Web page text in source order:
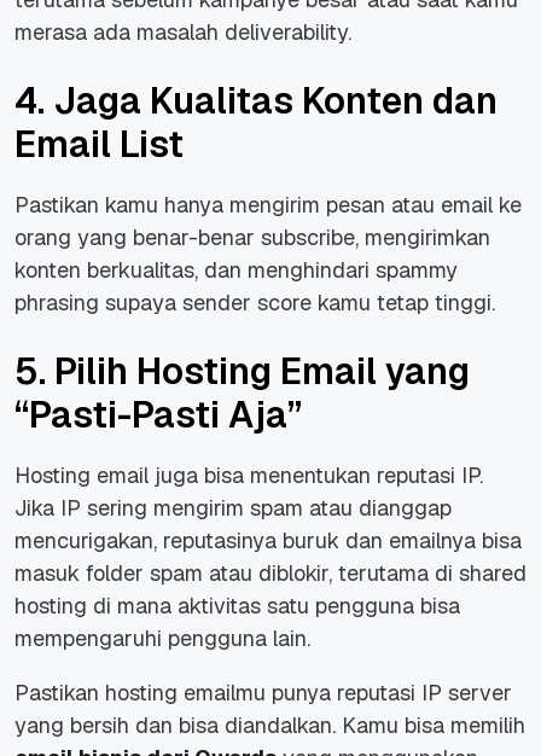
merasa ada masalah deliverability.
4. Jaga Kualitas Konten dan
Email List
Pastikan kamu hanya mengirim pesan atau email ke
orang yang benar-benar subscribe, mengirimkan
konten berkualitas, dan menghindari spammy
phrasing supaya sender score kamu tetap tinggi.
5. Pilih Hosting Email yang
“Pasti-Pasti Aja”
Hosting email juga bisa menentukan reputasi IP.
Jika IP sering mengirim spam atau dianggap
mencurigakan, reputasinya buruk dan emailnya bisa
masuk folder spam atau diblokir, terutama di shared
hosting di mana aktivitas satu pengguna bisa
mempengaruhi pengguna lain.
Pastikan hosting emailmu punya reputasi IP server
yang bersih dan bisa diandalkan. Kamu bisa memilih